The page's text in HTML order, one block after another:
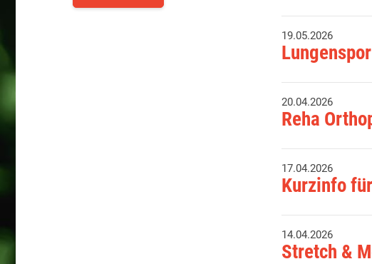
19.05.2026
20.04.2026
Reha
17.04.2026
Kurzinfo
14.04.2026
Stretch &